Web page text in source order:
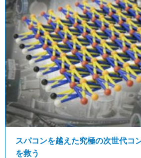
スパコンを越えた究極の次世代コ
を救う